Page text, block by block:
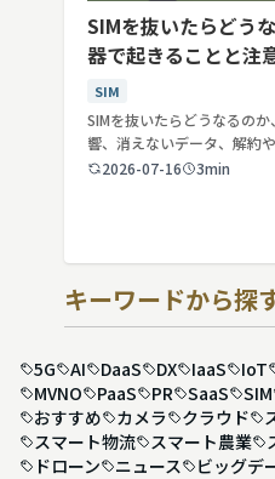
SIMを抜いたらどう
器で起きることと注
SIM
SIMを抜いたらどうなるの
響、消えないデータ、解約
2026-07-16
3min
キーワードから探
5G AI DaaS DX IaaS IoT
MVNO
PaaS PR SaaS SIM
おすすめ
カメラ クラウド
スマート物流
スマート農業
ドローン
ニュース ビッグデ